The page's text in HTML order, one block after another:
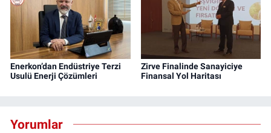
Enerkon’dan Endüstriye Terzi
Usulü Enerji Çözümleri
Zirve Finalinde Sanayiciye
Finansal Yol Haritası
Yorumlar